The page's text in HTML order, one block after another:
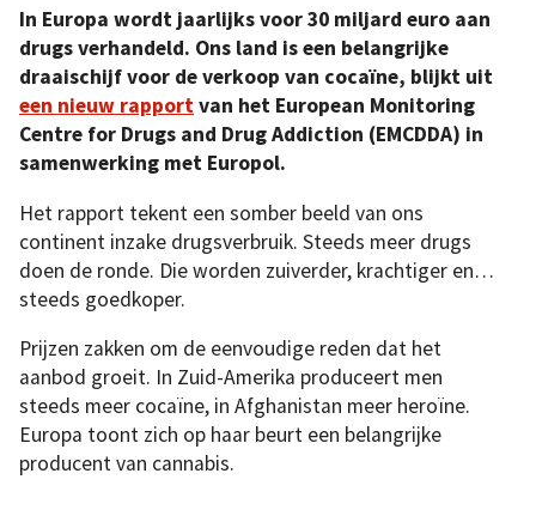
In Europa wordt jaarlijks voor 30 miljard euro aan
drugs verhandeld. Ons land is een belangrijke
draaischijf voor de verkoop van cocaïne, blijkt uit
een nieuw rapportvan het European Monitoring
Centre for Drugs and Drug Addiction (EMCDDA) in
samenwerking met Europol.
Het rapport tekent een somber beeld van ons
continent inzake drugsverbruik. Steeds meer drugs
doen de ronde. Die worden zuiverder, krachtiger en…
steeds goedkoper.
Prijzen zakken om de eenvoudige reden dat het
aanbod groeit. In Zuid-Amerika produceert men
steeds meer cocaïne, in Afghanistan meer heroïne.
Europa toont zich op haar beurt een belangrijke
producent van cannabis.